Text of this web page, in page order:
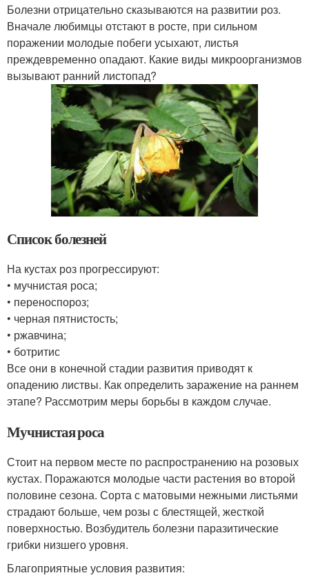
Болезни отрицательно сказываются на развитии роз.
Вначале любимцы отстают в росте, при сильном
поражении молодые побеги усыхают, листья
преждевременно опадают. Какие виды микроорганизмов
вызывают ранний листопад?
Список болезней
На кустах роз прогрессируют:
• мучнистая роса;
• переноспороз;
• черная пятнистость;
• ржавчина;
• ботритис
Все они в конечной стадии развития приводят к
опадению листвы. Как определить заражение на раннем
этапе? Рассмотрим меры борьбы в каждом случае.
Мучнистая роса
Стоит на первом месте по распространению на розовых
кустах. Поражаются молодые части растения во второй
половине сезона. Сорта с матовыми нежными листьями
страдают больше, чем розы с блестящей, жесткой
поверхностью. Возбудитель болезни паразитические
грибки низшего уровня.
Благоприятные условия развития: